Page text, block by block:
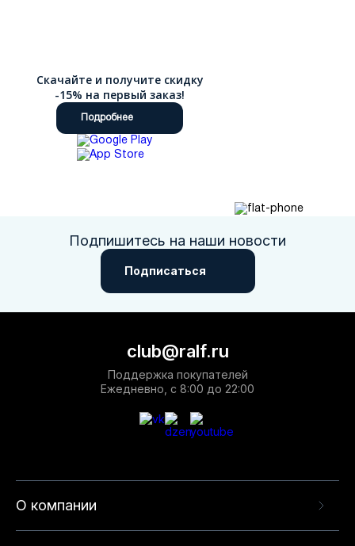
Скачайте и получите скидку
-15% на первый заказ!
Подробнее
Подпишитесь на наши новости
Подписаться
О компании
club@ralf.ru
Поддержка покупателей
Ежедневно, с 8:00 до 22:00